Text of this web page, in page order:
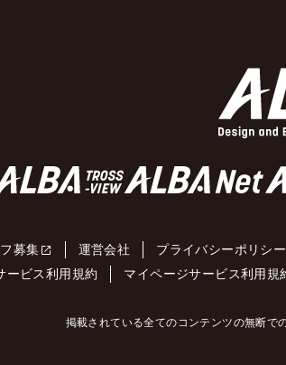
募集 運営会社 プライバシーポリシー
ービス利用規約
マイページサービス利用規
掲載されている全てのコンテンツの無断